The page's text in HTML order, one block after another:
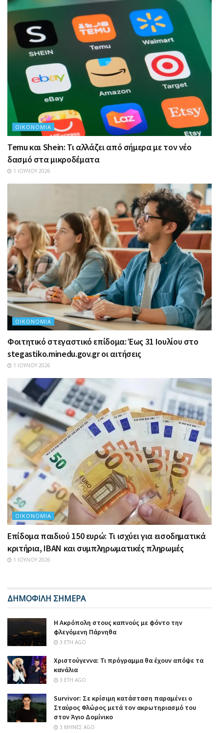
ΟΙΚΟΝΟΜΊΑ
Temu και Shein: Τι αλλάζει από σήμερα με τον νέο
δασμό στα μικροδέματα
1 ΙΟΥΛΊΟΥ 2026
ΟΙΚΟΝΟΜΊΑ
Φοιτητικό στεγαστικό επίδομα: Έως 31 Ιουλίου στο
stegastiko.minedu.gov.gr οι αιτήσεις
1 ΙΟΥΛΊΟΥ 2026
ΟΙΚΟΝΟΜΊΑ
Επίδομα παιδιού 150 ευρώ: Τι ισχύει για εισοδηματικά
κριτήρια, IBAN και συμπληρωματικές πληρωμές
1 ΙΟΥΛΊΟΥ 2026
ΔΗΜΟΦΙΛΗ ΣΗΜΕΡΑ
Η Ακρόπολη στους καπνούς με φόντο την
φλεγόμενη Πάρνηθα
3 ΈΤΗ AGO
Χριστούγεννα: Τι πρόγραμμα θα έχουν απόψε τα
κανάλια
3 ΈΤΗ AGO
Survivor: Σε κρίσιμη κατάσταση παραμένει ο
Σταύρος Φλώρος μετά τον ακρωτηριασμό του
στον Άγιο Δομίνικο
3 ΜΉΝΕΣ AGO